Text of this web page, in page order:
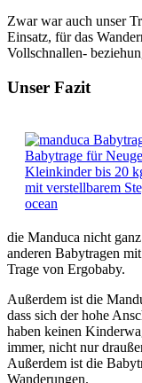
Zwar war auch unser
Einsatz, für das
Vollschnallen-
Unser Fazit
die Manduca nicht
anderen Babytragen
Trage von Ergobaby.
Außerdem ist die
dass sich der hohe
haben keinen
immer, nicht nur
Außerdem ist die
Wanderungen.